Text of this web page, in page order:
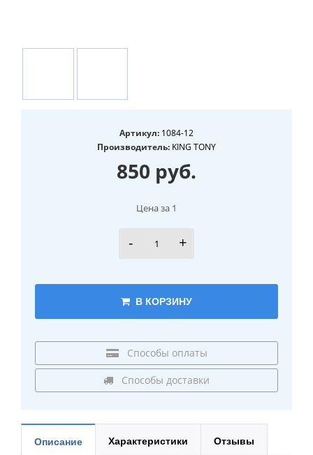
Артикул: 1084-12
Производитель: KING TONY
850 руб.
Цена за 1
- +
В КОРЗИНУ
Способы оплаты
Способы доставки
Описание Характеристики Отзывы